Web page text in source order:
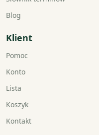
Blog
Klient
Pomoc
Konto
Lista
Koszyk
Kontakt